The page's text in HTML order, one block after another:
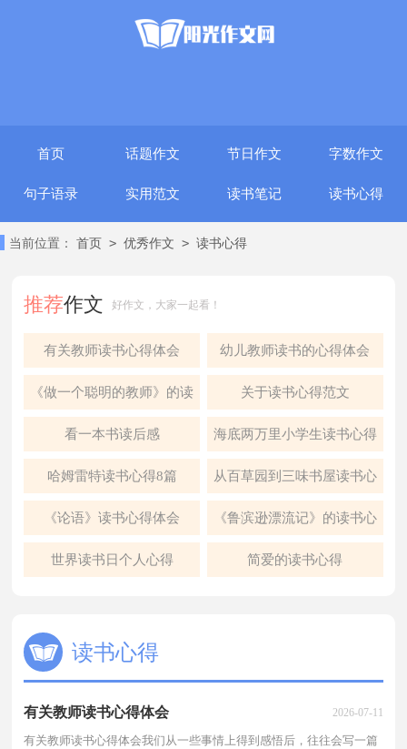
首页 话题作文 节日作文 字数作文
句子语录 实用范文 读书笔记 读书心得
当前位置： 首页 > 优秀作文 > 读书心得
推荐作文 好作文，大家一起看！
有关教师读书心得体会 幼儿教师读书的心得体会
《做一个聪明的教师》的读
书心得范文
关于读书心得范文
看一本书读后感 海底两万里小学生读书心得
哈姆雷特读书心得8篇 从百草园到三味书屋读书心
得
《论语》读书心得体会 《鲁滨逊漂流记》的读书心
得
世界读书日个人心得 简爱的读书心得
读书心得
有关教师读书心得体会 2026-07-11
有关教师读书心得体会我们从一些事情上得到感悟后，往往会写一篇